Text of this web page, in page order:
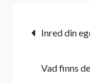
Inred din
Vad finns